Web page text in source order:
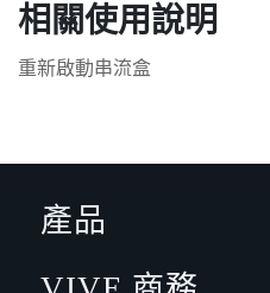
相關使用說明
重新啟動串流盒
產品